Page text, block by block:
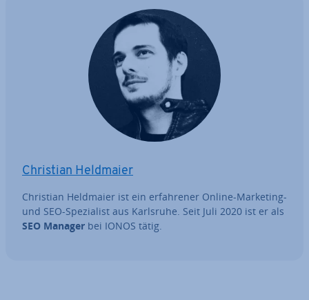
Christian Heldmaier
Christian Heldmaier ist ein er­fah­re­ner Online-Marketing-
und SEO-Spe­zia­list aus Karlsruhe. Seit Juli 2020 ist er als
SEO Manager bei IONOS tätig.